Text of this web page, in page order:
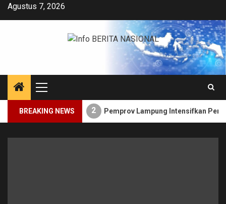
SkipAgustus 7, 2026
Primary
Menu
BREAKING NEWS
Muda 2 Pemprov Lampung Intensifkan Percepatan